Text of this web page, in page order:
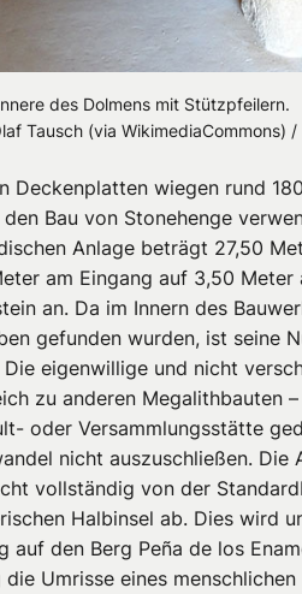
des Dolmens mit Stützpfeilern.
Tausch (via WikimediaCommons) /
Deckenplatten wiegen rund
Bau von Stonehenge
Anlage beträgt 27,50
am Eingang auf 3,50 Meter
an. Da im Innern des
gefunden wurden, ist seine
eigenwillige und nicht
zu anderen Megalithbauten
oder Versammlungsstätte
nicht auszuschließen. Die
vollständig von der
Halbinsel ab. Dies wird
auf den Berg Peña de los
die Umrisse eines